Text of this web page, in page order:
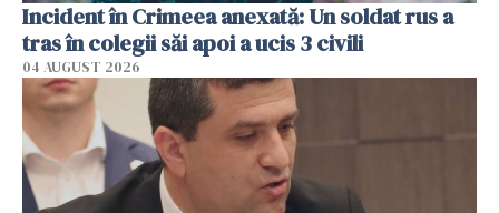
Incident în Crimeea anexată: Un soldat rus a
tras în colegii săi apoi a ucis 3 civili
04 AUGUST 2026